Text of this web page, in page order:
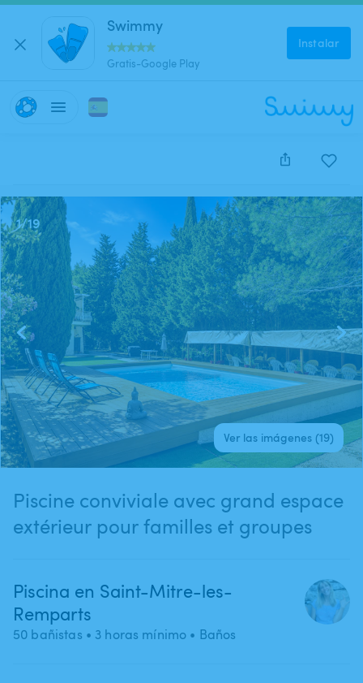
Swimmy
Gratis-Google Play
Instalar
Este anuncio está cerrado y no se puede reservar.
1/19
Ver las imágenes (19)
Piscine conviviale avec grand espace
extérieur pour familles et groupes
Piscina en Saint-Mitre-les-
Remparts
50 bañistas • 3 horas mínimo • Baños